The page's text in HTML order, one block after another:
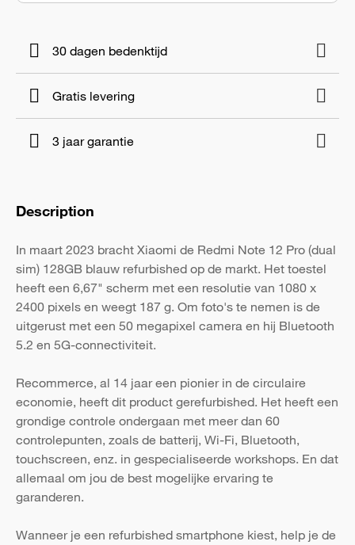
30 dagen bedenktijd
Gratis levering
3 jaar garantie
Description
In maart 2023 bracht Xiaomi de Redmi Note 12 Pro (dual
sim) 128GB blauw refurbished op de markt. Het toestel
heeft een 6,67" scherm met een resolutie van 1080 x
2400 pixels en weegt 187 g. Om foto's te nemen is de
uitgerust met een 50 megapixel camera en hij Bluetooth
5.2 en 5G-connectiviteit.
Recommerce, al 14 jaar een pionier in de circulaire
economie, heeft dit product gerefurbished. Het heeft een
grondige controle ondergaan met meer dan 60
controlepunten, zoals de batterij, Wi-Fi, Bluetooth,
touchscreen, enz. in gespecialiseerde workshops. En dat
allemaal om jou de best mogelijke ervaring te
garanderen.
Wanneer je een refurbished smartphone kiest, help je de